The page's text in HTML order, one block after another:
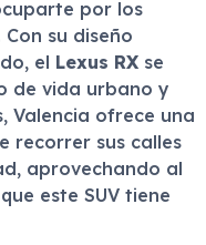
por los
su diseño
el Lexus RX se
de vida urbano y
Valencia ofrece una
recorrer sus calles
aprovechando al
este SUV tiene